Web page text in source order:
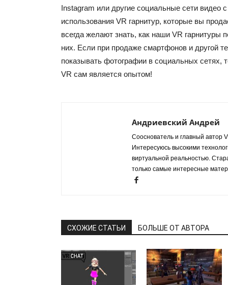
Instagram или другие социальные сети видео
использования VR гарнитур, которые вы
всегда желают знать, как наши VR гарнитуры
них. Если при продаже смартфонов и другой
показывать фотографии в социальных сетях,
VR сам является опытом!
Андриевский Андрей
Сооснователь и главный автор
Интересуюсь высокими
виртуальной реальностью.
только самые интересные
СХОЖИЕ СТАТЬИ БОЛЬШЕ ОТ АВТОРА